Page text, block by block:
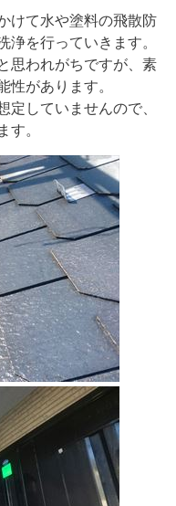
けて水や塗料の飛散防
浄を行っていきます。
思われがちですが、素
性があります。
定していませんので、
す。